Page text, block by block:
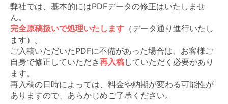
弊社では、基本的にはPDFデータの修正はいたしませ
ん。
完全原稿扱いで処理いたします （データ通り進行いたし
ます）。
ご入稿いただいたPDFに不備があった場合は、お客様ご
自身で修正していただき再入稿していただく必要があり
ます。
再入稿の日時によっては、料金や納期が変わる可能性が
ありますので、あらかじめご了承ください。